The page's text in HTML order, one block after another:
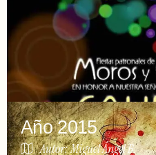
Año 2015
Autor: Miguel Ángel B.